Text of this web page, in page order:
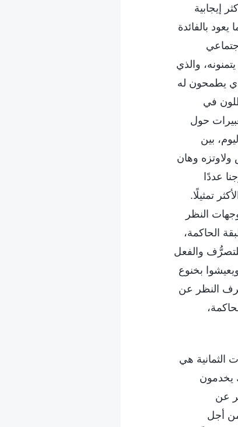
إيجابية
بالفائدة
والذي
يطمحون له
في
حول
بين
ولاوتزه وهان
عددًا
تمثيلًا.
النظر
الحاكمة،
والفعل
بخنوع
النظر عن
الثمانية هي
يخدمون
عن
أجل